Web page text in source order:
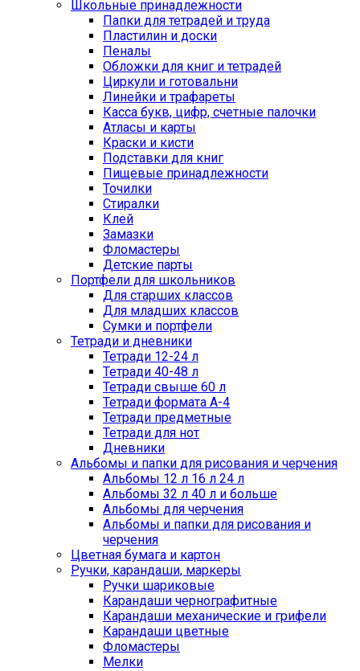
Школьные принадлежности
Папки для тетрадей и труда
Пластилин и доски
Пеналы
Обложки для книг и тетрадей
Циркули и готовальни
Линейки и трафареты
Касса букв, цифр, счетные палочки
Атласы и карты
Краски и кисти
Подставки для книг
Пищевые принадлежности
Точилки
Стиралки
Клей
Замазки
Фломастеры
Детские парты
Портфели для школьников
Для старших классов
Для младших классов
Сумки и портфели
Тетради и дневники
Тетради 12-24 л
Тетради 40-48 л
Тетради свыше 60 л
Тетради формата А-4
Тетради предметные
Тетради для нот
Дневники
Альбомы и папки для рисования и черчения
Альбомы 12 л 16 л 24 л
Альбомы 32 л 40 л и больше
Альбомы для черчения
Альбомы и папки для рисования и
черчения
Цветная бумага и картон
Ручки, карандаши, маркеры
Ручки шариковые
Карандаши чернографитные
Карандаши механические и грифели
Карандаши цветные
Фломастеры
Мелки